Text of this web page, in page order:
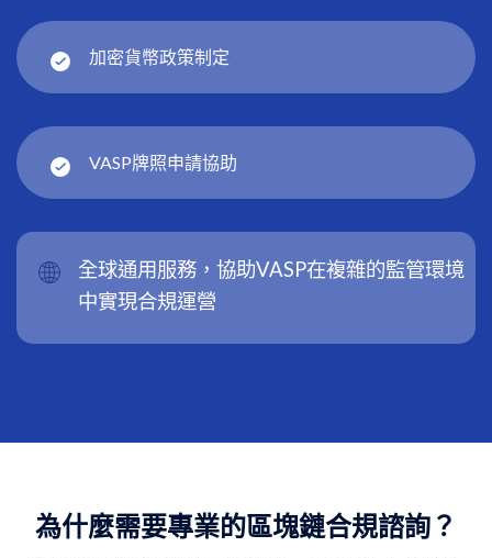
加密貨幣政策制定
VASP牌照申請協助
全球通用服務，協助VASP在複雜的監管環境
中實現合規運營
為什麼需要專業的區塊鏈合規諮詢？